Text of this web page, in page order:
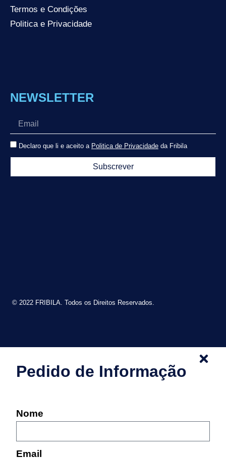
Termos e Condições
Politica e Privacidade
NEWSLETTER
Declaro que li e aceito a Politica de Privacidade da Fribila
Subscrever
© 2022 FRIBILA. Todos os Direitos Reservados.
Pedido de Informação
Nome
Email